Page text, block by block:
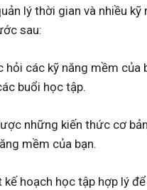
lý thời gian và nhiều kỹ
sau:
các kỹ năng mềm của
buổi học tập.
những kiến thức cơ
mềm của bạn.
hoạch học tập hợp lý